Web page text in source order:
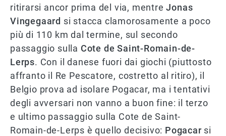
ritirarsi ancor prima del via, mentreJonas
Vingegaard si stacca clamorosamente a poco
più di 110 km dal termine, sul secondo
passaggio sulla Cote de Saint-Romain-de-
Lerps. Con il danese fuori dai giochi (piuttosto
affranto il Re Pescatore, costretto al ritiro), il
Belgio prova ad isolare Pogacar, ma i tentativi
degli avversari non vanno a buon fine: il terzo
e ultimo passaggio sulla Cote de Saint-
Romain-de-Lerps è quello decisivo: Pogacar si